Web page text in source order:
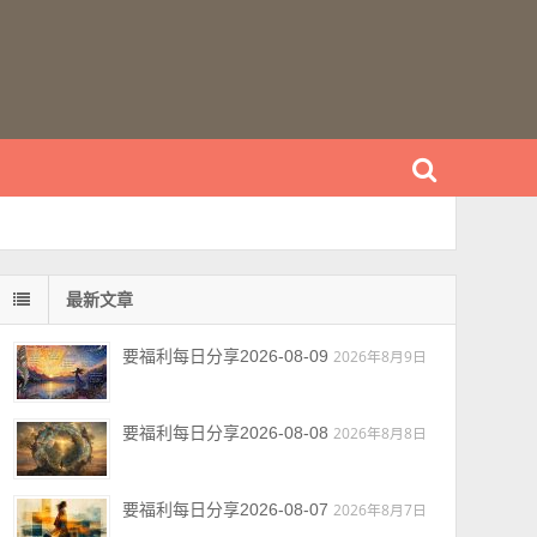
最新文章
要福利每日分享2026-08-09 2026年8月9日
要福利每日分享2026-08-08 2026年8月8日
要福利每日分享2026-08-07 2026年8月7日